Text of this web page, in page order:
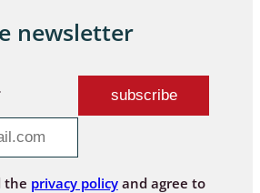
newsletter
the privacy policyand agree to